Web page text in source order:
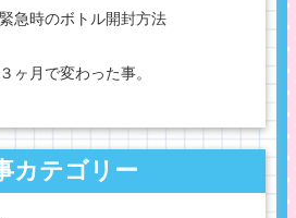
急時のボトル開封方法
ヶ月で変わった事。
カテゴリー